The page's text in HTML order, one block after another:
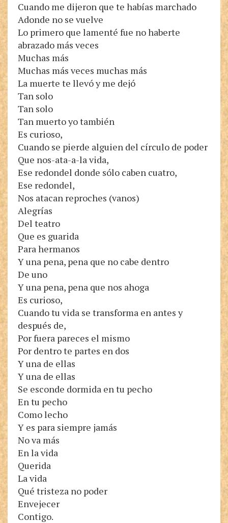
Cuando me dijeron que te habías marchado
Adonde no se vuelve
Lo primero que lamenté fue no haberte
abrazado más veces
Muchas más
Muchas más veces muchas más
La muerte te llevó y me dejó
Tan solo
Tan solo
Tan muerto yo también
Es curioso,
Cuando se pierde alguien del círculo de poder
Que nos-ata-a-la vida,
Ese redondel donde sólo caben cuatro,
Ese redondel,
Nos atacan reproches (vanos)
Alegrías
Del teatro
Que es guarida
Para hermanos
Y una pena, pena que no cabe dentro
De uno
Y una pena, pena que nos ahoga
Es curioso,
Cuando tu vida se transforma en antes y
después de,
Por fuera pareces el mismo
Por dentro te partes en dos
Y una de ellas
Y una de ellas
Se esconde dormida en tu pecho
En tu pecho
Como lecho
Y es para siempre jamás
No va más
En la vida
Querida
La vida
Qué tristeza no poder
Envejecer
Contigo.